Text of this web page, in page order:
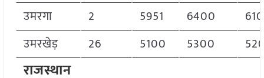
उमरगा
2 5951 6400
उमरखेड़
26 5100 5300
राजस्थान